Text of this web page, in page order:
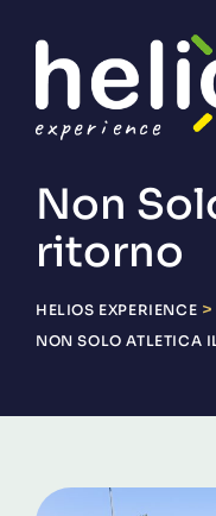
content
Non
ritorno
HELIOS EXPERIENCE >
NON SOLO ATLETICA